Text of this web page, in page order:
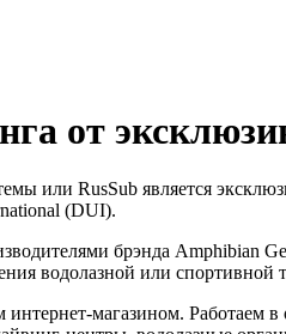
от
или RusSub является
(DUI).
брэнда Amphibian
водолазной или
магазином. Работаем